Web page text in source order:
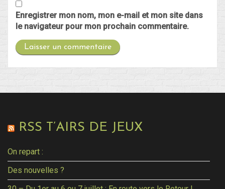
Enregistrer mon nom, mon e-mail et mon site dans
le navigateur pour mon prochain commentaire.
RSS T’AIRS DE JEUX
On repart :
Des nouvelles ?